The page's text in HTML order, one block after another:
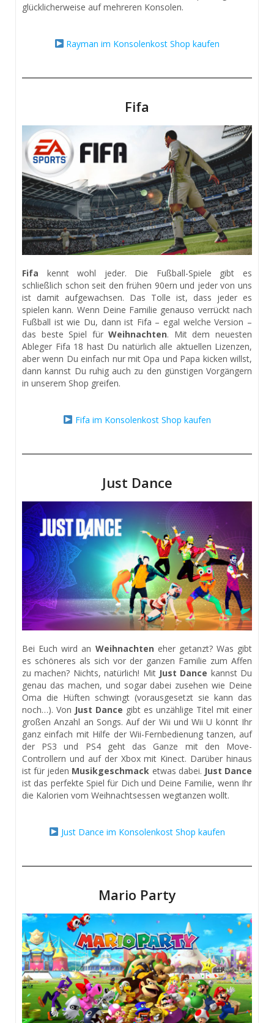
glücklicherweise auf mehreren Konsolen.
Rayman im Konsolenkost Shop kaufen
Fifa
Fifa kennt wohl jeder. Die Fußball-Spiele gibt es
schließlich schon seit den frühen 90ern und jeder von uns
ist damit aufgewachsen. Das Tolle ist, dass jeder es
spielen kann. Wenn Deine Familie genauso verrückt nach
Fußball ist wie Du, dann ist Fifa – egal welche Version –
das beste Spiel fürWeihnachten. Mit dem neuesten
Ableger Fifa 18 hast Du natürlich alle aktuellen Lizenzen,
aber wenn Du einfach nur mit Opa und Papa kicken willst,
dann kannst Du ruhig auch zu den günstigen Vorgängern
in unserem Shop greifen.
Fifa im Konsolenkost Shop kaufen
Just Dance
Bei Euch wird an Weihnachten eher getanzt? Was gibt
es schöneres als sich vor der ganzen Familie zum Affen
zu machen? Nichts, natürlich! Mit Just Dance kannst Du
genau das machen, und sogar dabei zusehen wie Deine
Oma die Hüften schwingt (vorausgesetzt sie kann das
noch…). Von Just Dance gibt es unzählige Titel mit einer
großen Anzahl an Songs. Auf der Wii und Wii U könnt Ihr
ganz einfach mit Hilfe der Wii-Fernbedienung tanzen, auf
der PS3 und PS4 geht das Ganze mit den Move-
Controllern und auf der Xbox mit Kinect. Darüber hinaus
ist für jeden Musikgeschmack etwas dabei. Just Dance
ist das perfekte Spiel für Dich und Deine Familie, wenn Ihr
die Kalorien vom Weihnachtsessen wegtanzen wollt.
Just Dance im Konsolenkost Shop kaufen
Mario Party